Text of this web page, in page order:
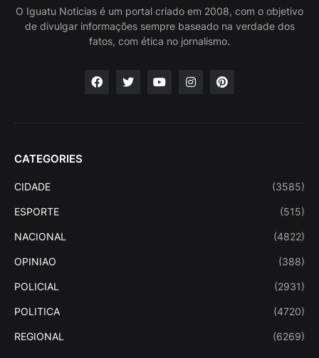
O Iguatu Noticias é um portal criado em 2008, com o objetivo
de divulgar informações sempre baseado na verdade dos
fatos, com ética no jornalismo.
CATEGORIES
CIDADE (3585)
ESPORTE (515)
NACIONAL (4822)
OPINIAO (388)
POLICIAL (2931)
POLITICA (4720)
REGIONAL (6269)